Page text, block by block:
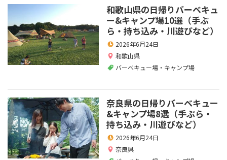
和歌山県の日帰りバーベキュ
ー&キャンプ場10選（手ぶ
ら・持ち込み・川遊びなど）
2026年6月24日
和歌山県
バーベキュー場・キャンプ場
奈良県の日帰りバーベキュー
&キャンプ場8選（手ぶら・
持ち込み・川遊びなど）
2026年6月24日
奈良県